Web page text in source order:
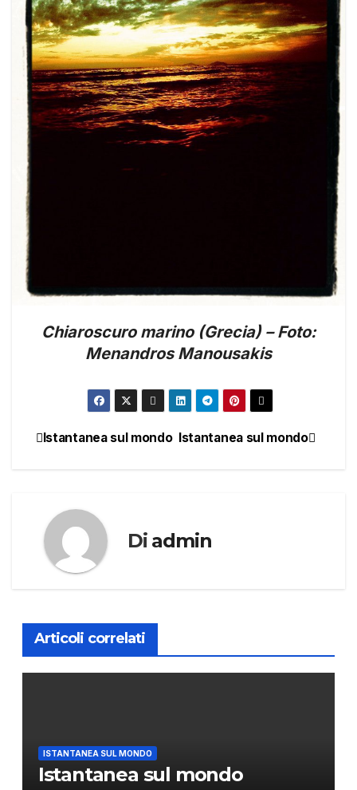
Chiaroscuro marino (Grecia) – Foto:
Menandros Manousakis
NavigazioneIstantanea sul mondo
Istantanea sul mondo
Di admin
Articoli correlati
ISTANTANEA SUL MONDO
Istantanea sul mondo